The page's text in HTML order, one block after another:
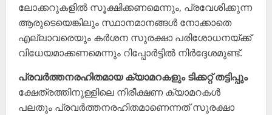
ലോക്കറുകളിൽ സൂക്ഷിക്കണമെന്നും, പ്രവേശിക്കുന്ന
ആരുടെയെങ്കിലും സ്ഥാനമാനങ്ങൾ നോക്കാതെ
എല്ലാവരെയും കർശന സുരക്ഷാ പരിശോധനയ്ക്ക്
വിധേയമാക്കണമെന്നും റിപ്പോർട്ടിൽ നിർദ്ദേശമുണ്ട്.
പ്രവർത്തനരഹിതമായ ക്യാമറകളും ടിക്കറ്റ് തട്ടിപ്പും
ക്ഷേത്രത്തിനുള്ളിലെ നിരീക്ഷണ ക്യാമറകൾ
പലതും പ്രവർത്തനരഹിതമാണെന്നത് സുരക്ഷാ